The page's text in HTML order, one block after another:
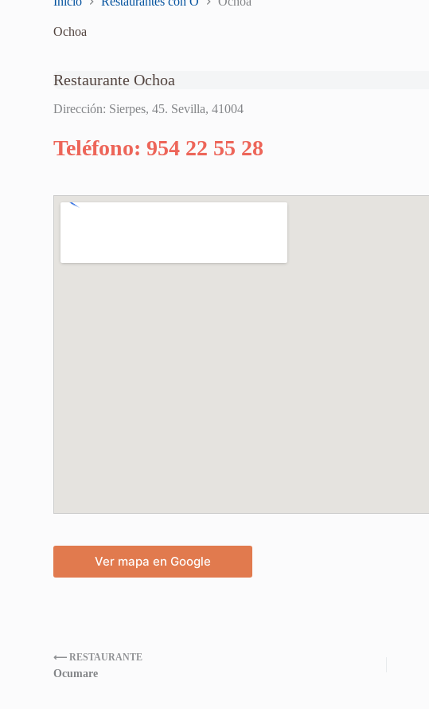
Ochoa
Restaurante Ochoa
Dirección: Sierpes, 45. Sevilla, 41004
Teléfono: 954 22 55 28
Ver mapa en Google
⟵ RESTAURANTE
Ocumare